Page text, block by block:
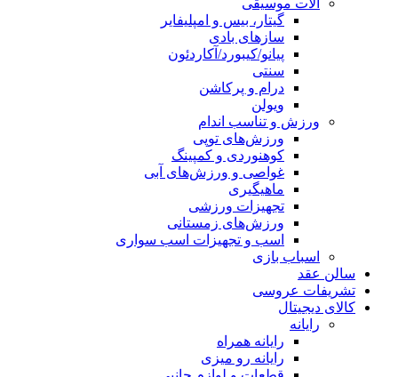
آلات موسیقی
گیتار، بیس و امپلیفایر
سازهای بادی
پیانو/کیبورد/آکاردئون
سنتی
درام و پرکاشن
ویولن
ورزش و تناسب اندام
ورزش‌های توپی
کوهنوردی و کمپینگ
غواصی و ورزش‌های آبی
ماهیگیری
تجهیزات ورزشی
ورزش‌های زمستانی
اسب و تجهیزات اسب سواری
اسباب‌ بازی
سالن عقد
تشریفات عروسی
کالای دیجیتال
رایانه
رایانه همراه
رایانه رو میزی